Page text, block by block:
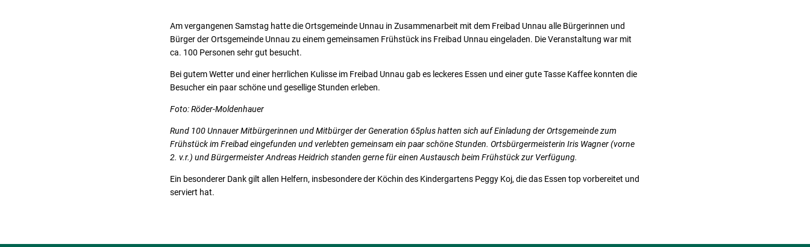
Am vergangenen Samstag hatte die Ortsgemeinde Unnau in Zusammenarbeit mit dem Freibad Unnau alle Bürgerinnen und
Bürger der Ortsgemeinde Unnau zu einem gemeinsamen Frühstück ins Freibad Unnau eingeladen. Die Veranstaltung war mit
ca. 100 Personen sehr gut besucht.
Bei gutem Wetter und einer herrlichen Kulisse im Freibad Unnau gab es leckeres Essen und einer gute Tasse Kaffee konnten die
Besucher ein paar schöne und gesellige Stunden erleben.
Foto: Röder-Moldenhauer
Rund 100 Unnauer Mitbürgerinnen und Mitbürger der Generation 65plus hatten sich auf Einladung der Ortsgemeinde zum
Frühstück im Freibad eingefunden und verlebten gemeinsam ein paar schöne Stunden. Ortsbürgermeisterin Iris Wagner (vorne
2. v.r.) und Bürgermeister Andreas Heidrich standen gerne für einen Austausch beim Frühstück zur Verfügung.
Ein besonderer Dank gilt allen Helfern, insbesondere der Köchin des Kindergartens Peggy Koj, die das Essen top vorbereitet und
serviert hat.